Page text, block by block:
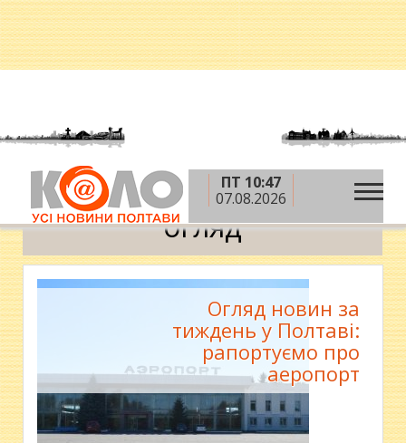
ПТ 10:47
07.08.2026
Головна » огляд
огляд
Огляд новин за
тиждень у Полтаві:
рапортуємо про
аеропорт